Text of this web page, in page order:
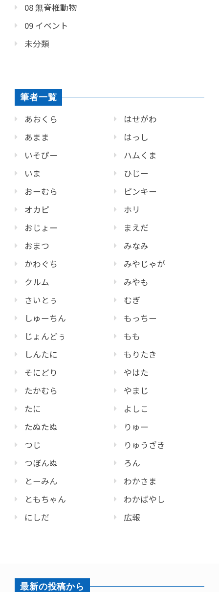
08 無脊椎動物
09 イベント
未分類
筆者一覧
あおくら
あまま
いそぴー
いま
おーむら
オカピ
おじょー
おまつ
かわぐち
クルム
さいとぅ
しゅーちん
じょんどぅ
しんたに
そにどり
たかむら
たに
たぬたぬ
つじ
つぼんぬ
とーみん
ともちゃん
にしだ
はせがわ
はっし
ハムくま
ひじー
ピンキー
ホリ
まえだ
みなみ
みやじゃが
みやも
むぎ
もっちー
もも
もりたき
やはた
やまじ
よしこ
りゅー
りゅうざき
ろん
わかさま
わかばやし
広報
最新の投稿から